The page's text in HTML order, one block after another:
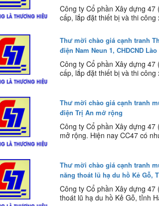
Công ty Cổ phần Xây dựng
cấp, lắp đặt thiết bị và thi công
Thư mời chào giá cạnh tranh
điện Nam Neun 1, CHDCND Lào
Công ty Cổ phần Xây dựng
cấp, lắp đặt thiết bị và thi công
Thư mời chào giá cạnh tranh
điện Trị An mở rộng
Công ty Cổ phần Xây dựng
mở rộng. Hiện nay CC47 có
Thư mời chào giá cạnh tranh
năng thoát lũ hạ du hồ Kẻ Gỗ,
Công ty Cổ phần Xây dựng
thoát lũ hạ du hồ Kẻ Gỗ, tỉnh